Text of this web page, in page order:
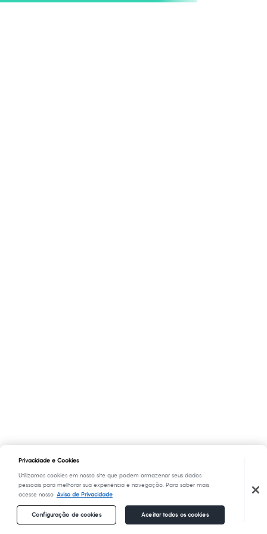
Privacidade e Cookies
Utilizamos cookies em nosso site que podem armazenar seus dados
pessoais para melhorar sua experiência e navegação. Para saber mais
acesse nosso Aviso de Privacidade
Configuração de cookies Aceitar todos os cookies